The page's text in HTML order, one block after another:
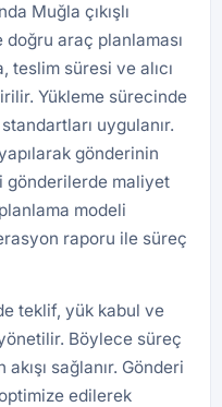
Muğla çıkışlı
araç planlaması
teslim süresi ve alıcı
Yükleme sürecinde
uygulanır.
gönderinin
gönderilerde maliyet
modeli
raporu ile süreç
teklif, yük kabul ve
Böylece süreç
sağlanır. Gönderi
edilerek